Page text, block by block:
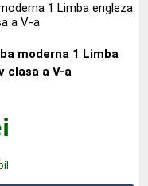
moderna 1 Limba
clasa a V-a